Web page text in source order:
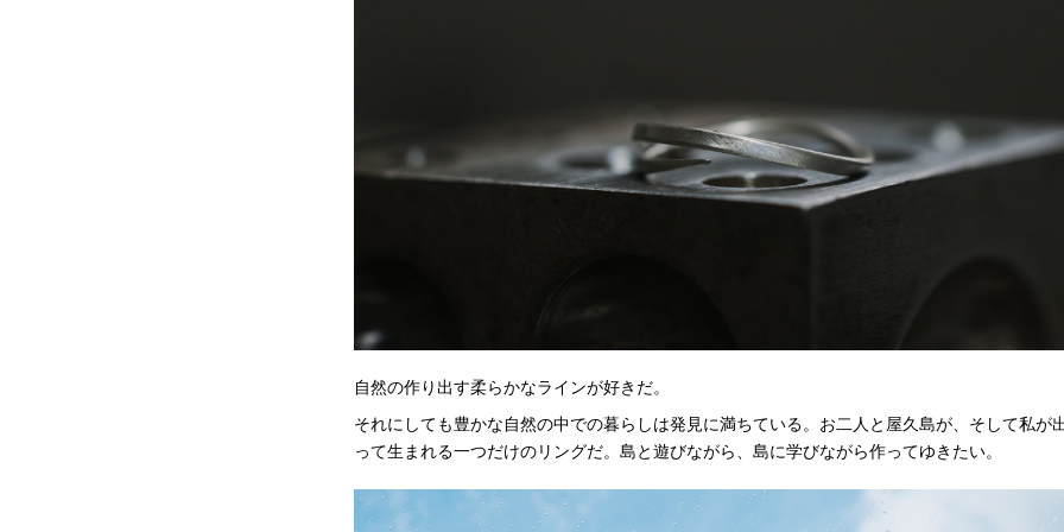
自然の作り出す柔らかなラインが好きだ。
それにしても豊かな自然の中での暮らしは発見に満ちている。お二人と屋久島が、そして私が
って生まれる一つだけのリングだ。島と遊びながら、島に学びながら作ってゆきたい。